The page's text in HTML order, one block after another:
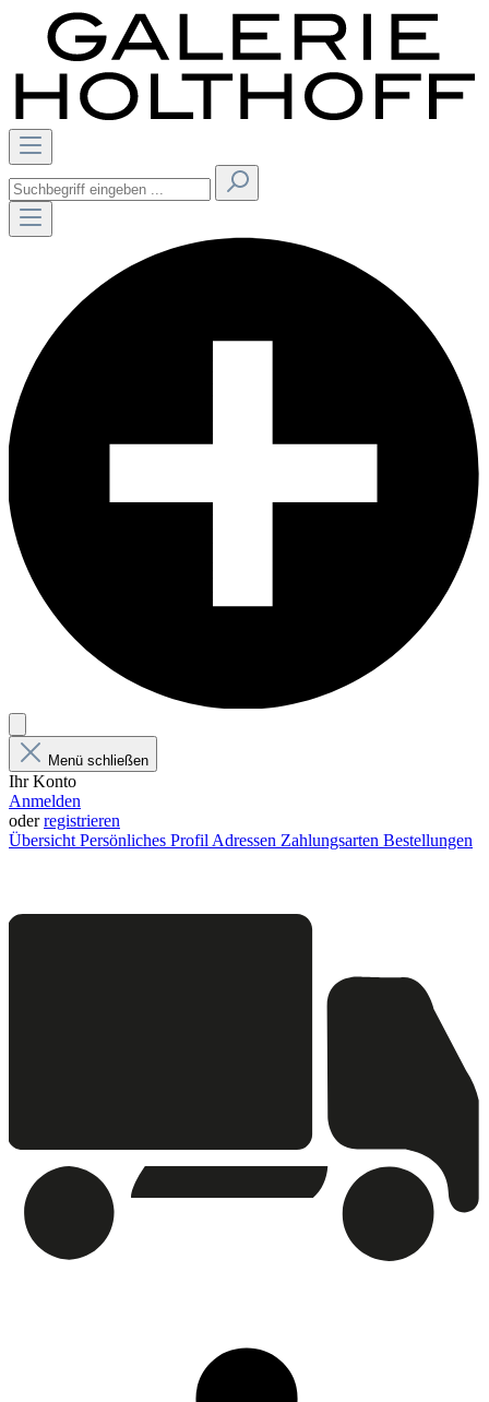
Menü schließen
Ihr Konto
Anmelden
oderregistrieren
Übersicht Persönliches Profil Adressen Zahlungsarten Bestellungen